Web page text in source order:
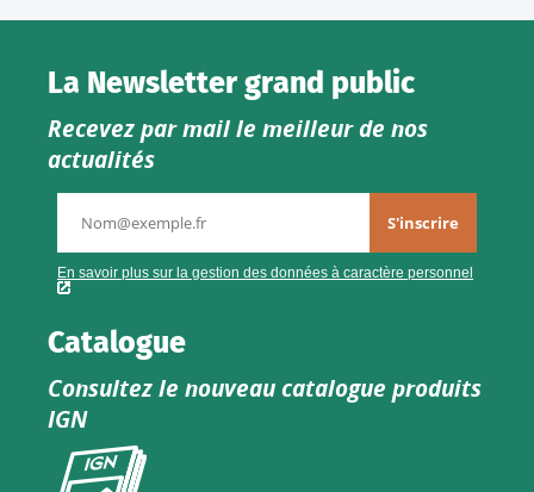
La Newsletter grand public
Recevez par mail le meilleur de nos
actualités
Catalogue
Consultez le nouveau catalogue produits
IGN
Consultez